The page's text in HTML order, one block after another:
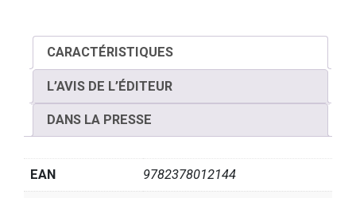
CARACTÉRISTIQUES
L’AVIS DE L’ÉDITEUR
DANS LA PRESSE
EAN 9782378012144